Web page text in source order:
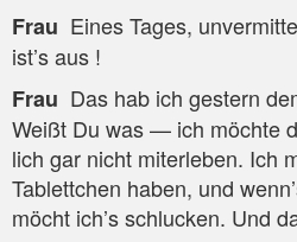
Frau Eines Tages,
ist’s aus !
Frau Das hab ich ges­tern
Weißt Du was — ich möch­te
lich gar nicht mit­er­le­ben. Ich
Tablett­chen haben, und
möcht ich’s schlu­cken. Und